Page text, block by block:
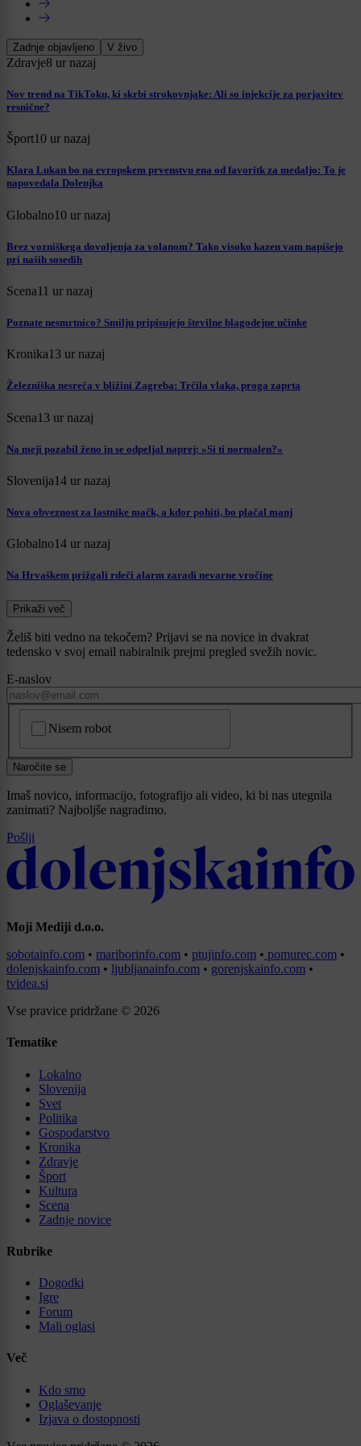
Zadnje objavljeno V živo
Zdravje8 ur nazaj
Nov trend na TikToku, ki skrbi strokovnjake: Ali so injekcije za porjavitev
resnične?
Šport10 ur nazaj
Klara Lukan bo na evropskem prvenstvu ena od favoritk za medaljo: To je
napovedala Dolenjka
Globalno10 ur nazaj
Brez vozniškega dovoljenja za volanom? Tako visoko kazen vam napišejo
pri naših sosedih
Scena11 ur nazaj
Poznate nesmrtnico? Smilju pripisujejo številne blagodejne učinke
Kronika13 ur nazaj
Železniška nesreča v bližini Zagreba: Trčila vlaka, proga zaprta
Scena13 ur nazaj
Na meji pozabil ženo in se odpeljal naprej: »Si ti normalen?«
Slovenija14 ur nazaj
Nova obveznost za lastnike mačk, a kdor pohiti, bo plačal manj
Globalno14 ur nazaj
Na Hrvaškem prižgali rdeči alarm zaradi nevarne vročine
Prikaži več
Želiš biti vedno na tekočem? Prijavi se na novice in dvakrat
tedensko v svoj email nabiralnik prejmi pregled svežih novic.
E-naslov
Nisem robot
Naročite se
Imaš novico, informacijo, fotografijo ali video, ki bi nas utegnila
zanimati? Najboljše nagradimo.
Pošlji
Moji Mediji d.o.o.
sobotainfo.com • mariborinfo.com • ptujinfo.com • pomurec.com •
dolenjskainfo.com • ljubljanainfo.com • gorenjskainfo.com •
tvidea.si
Vse pravice pridržane © 2026
Tematike
Lokalno
Slovenija
Svet
Politika
Gospodarstvo
Kronika
Zdravje
Šport
Kultura
Scena
Zadnje novice
Rubrike
Dogodki
Igre
Forum
Mali oglasi
Več
Kdo smo
Oglaševanje
Izjava o dostopnosti